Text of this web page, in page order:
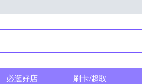
必逛好店 刷卡/超取